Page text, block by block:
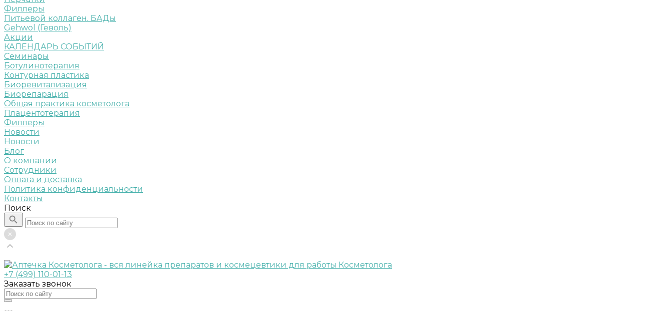
Филлеры
Питьевой коллаген. БАДы
Gehwol (Геволь)
Акции
КАЛЕНДАРЬ СОБЫТИЙ
Семинары
Ботулинотерапия
Контурная пластика
Биоревитализация
Биорепарация
Общая практика косметолога
Плацентотерапия
Филлеры
Новости
Новости
Блог
О компании
Сотрудники
Оплата и доставка
Политика конфиденциальности
Контакты
Поиск
+7 (499) 110-01-13
Заказать звонок